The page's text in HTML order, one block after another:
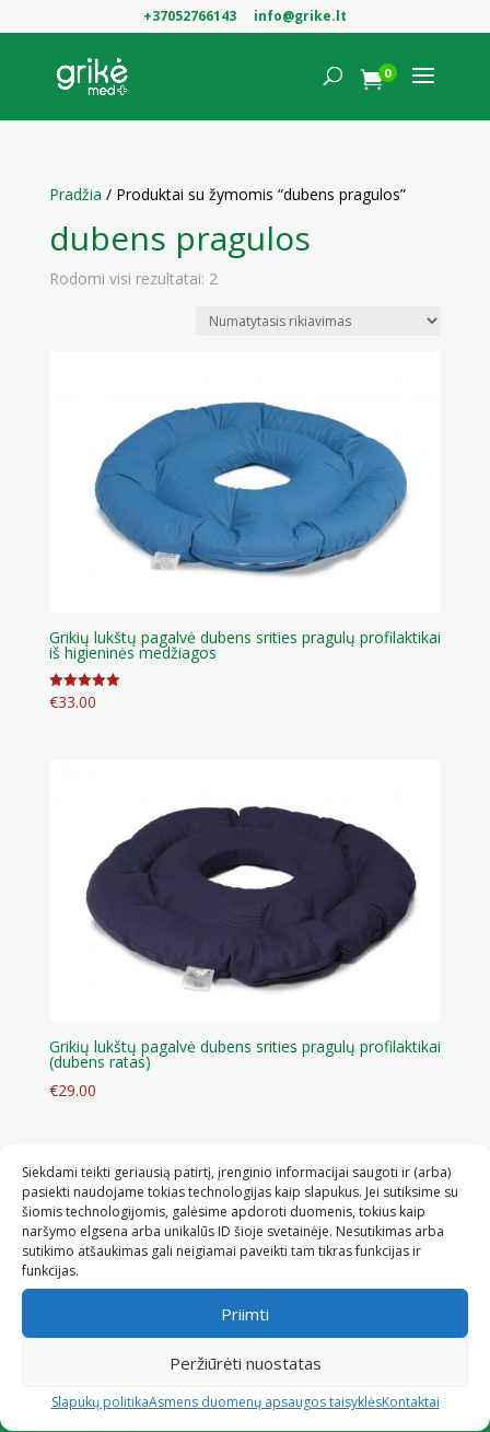
Siekdami teikti geriausią patirtį, įrenginio informacijai saugoti ir (arba)
pasiekti naudojame tokias technologijas kaip slapukus. Jei sutiksime su
šiomis technologijomis, galėsime apdoroti duomenis, tokius kaip
naršymo elgsena arba unikalūs ID šioje svetainėje. Nesutikimas arba
sutikimo atšaukimas gali neigiamai paveikti tam tikras funkcijas ir
funkcijas.
Priimti
Peržiūrėti nuostatas
Slapukų politikaAsmens duomenų apsaugos taisyklėsKontaktai
+37052766143 info@grike.lt
0
Pradžia / Produktai su žymomis “dubens pragulos”
dubens pragulos
Rodomi visi rezultatai: 2
Grikių lukštų pagalvė dubens srities pragulų profilaktikai
iš higieninės medžiagos
Įvertinimas:
5.00
€33.00
Grikių lukštų pagalvė dubens srities pragulų profilaktikai
(dubens ratas)
€29.00
KONTAKTAI
UAB “Metras”
Žirmūnų g. 143, LT-09128 Vilnius